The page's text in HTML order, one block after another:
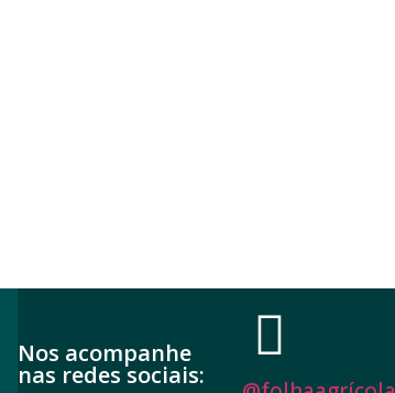
Nos acompanhe
nas redes sociais: